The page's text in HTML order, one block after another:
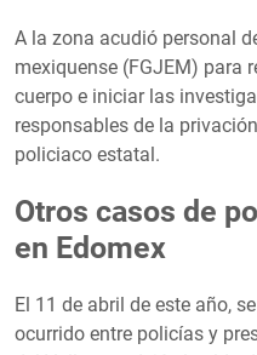
A la zona acudió personal
mexiquense (FGJEM) para
cuerpo e iniciar las
responsables de la
policiaco estatal.
Otros casos de
en Edomex
El 11 de abril de este año,
ocurrido entre policías y